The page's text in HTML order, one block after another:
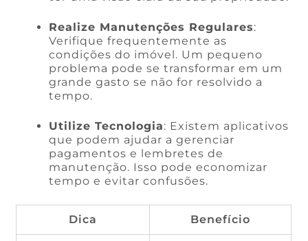
Realize Manutenções Regulares:
Verifique frequentemente as
condições do imóvel. Um pequeno
problema pode se transformar em um
grande gasto se não for resolvido a
tempo.
Utilize Tecnologia: Existem aplicativos
que podem ajudar a gerenciar
pagamentos e lembretes de
manutenção. Isso pode economizar
tempo e evitar confusões.
Dica Benefício